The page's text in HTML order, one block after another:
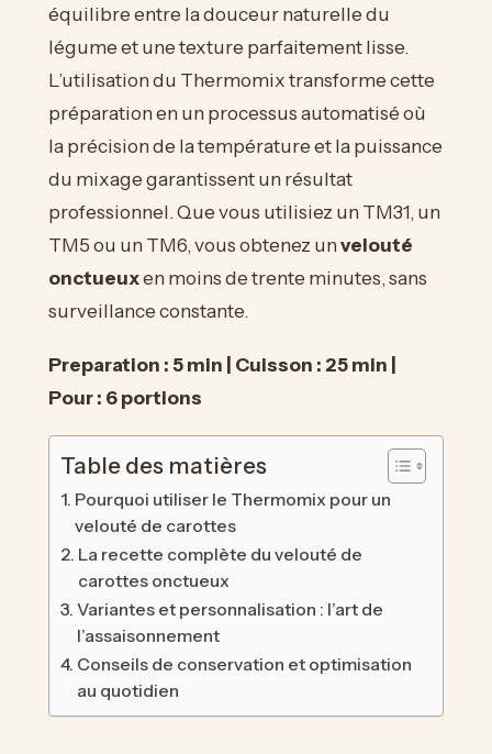
équilibre entre la douceur naturelle du
légume et une texture parfaitement lisse.
L’utilisation du Thermomix transforme cette
préparation en un processus automatisé où
la précision de la température et la puissance
du mixage garantissent un résultat
professionnel. Que vous utilisiez un TM31, un
TM5 ou un TM6, vous obtenez unvelouté
onctueuxen moins de trente minutes, sans
surveillance constante.
Preparation : 5 min | Cuisson : 25 min |
Pour : 6 portions
Table des matières
Pourquoi utiliser le Thermomix pour un
velouté de carottes
La recette complète du velouté de
carottes onctueux
Variantes et personnalisation : l’art de
l’assaisonnement
Conseils de conservation et optimisation
au quotidien